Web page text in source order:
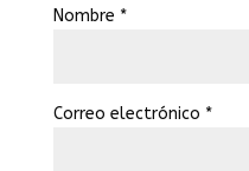
Nombre *
Correo electrónico *